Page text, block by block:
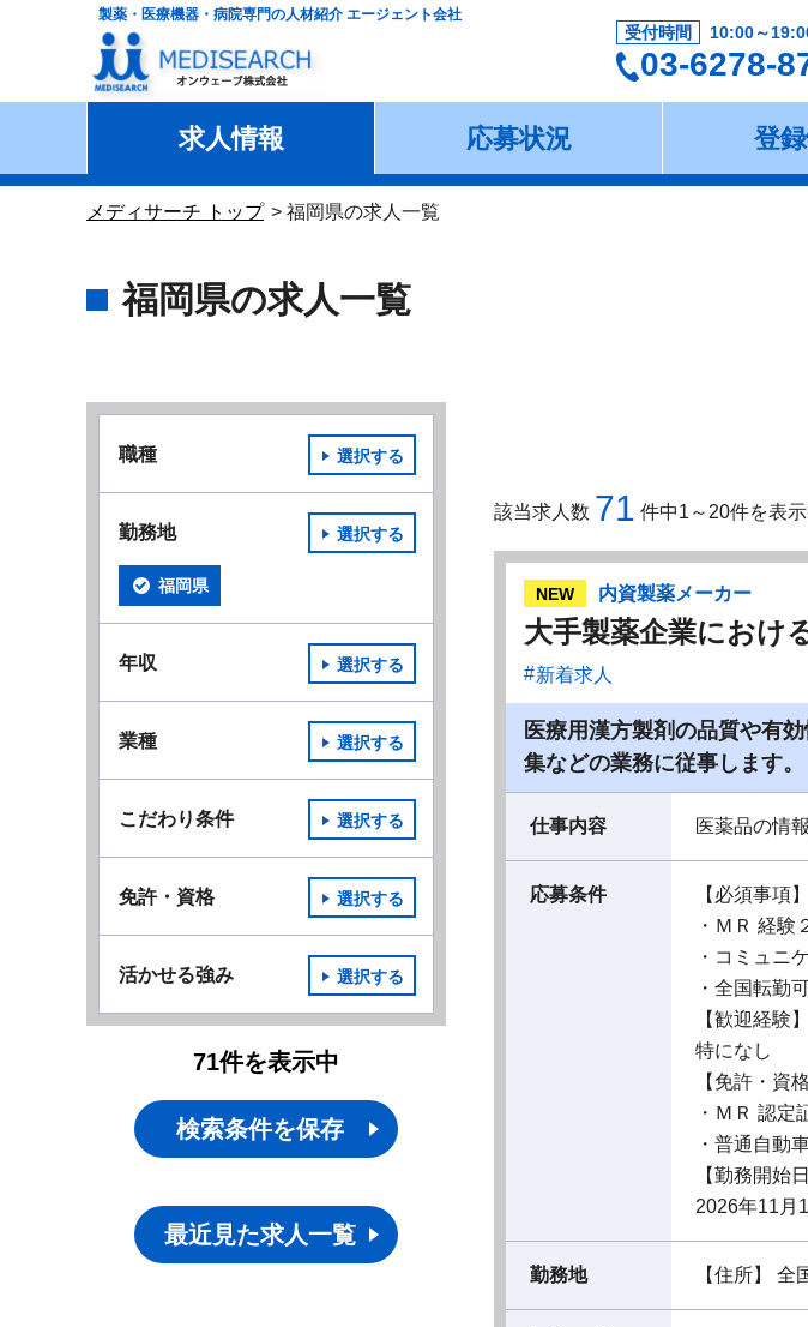
製薬・医療機器・病院専門の人材紹介 エージェント会社
受付時間 10:00～
03-6278-
求人情報 応募状況 登
メディサーチ トップ 福岡県の求人一覧
福岡県の求人一覧
該当求人数 71 件中1～20件を表示
NEW 内資製薬メーカー
大手製薬企業におけ
新着求人
医療用漢方製剤の品質や有
集などの業務に従事します。
仕事内容 医薬品の情
応募条件
【必須事項】
・ＭＲ 経験
・コミュニ
・全国転勤
【歓迎経験】
特になし
【免許・資格
・ＭＲ 認定
・普通自動
【勤務開始日
2026年11月
勤務地 【住所】 全
職種 選択する
勤務地 選択する
福岡県
年収 選択する
業種 選択する
こだわり条件 選択する
免許・資格 選択する
活かせる強み 選択する
71件を表示中
検索条件を保存
最近見た求人一覧